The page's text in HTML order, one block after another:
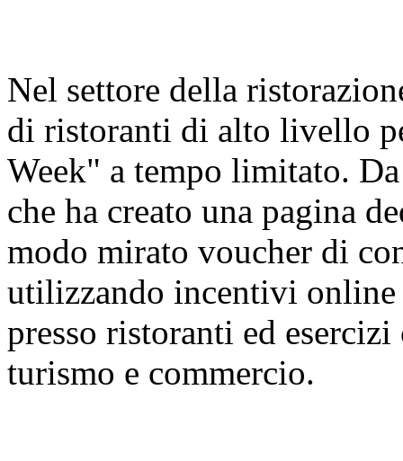
Nel settore della
di ristoranti di alto livello
Week" a tempo limitato.
che ha creato una pagina
modo mirato voucher di
utilizzando incentivi online
presso ristoranti ed
turismo e commercio.